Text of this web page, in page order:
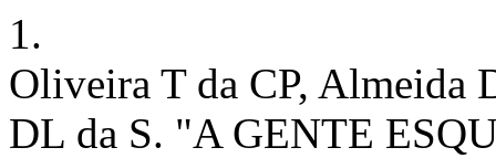
1.
Oliveira T da CP, Almeida
DL da S. "A GENTE